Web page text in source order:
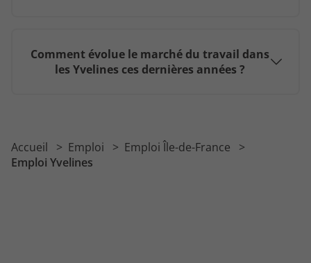
Comment évolue le marché du travail dans
les Yvelines ces dernières années ?
Accueil Emploi
Emploi Île-de-France
Emploi Yvelines